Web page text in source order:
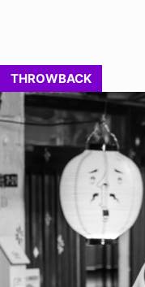
THROWBACK